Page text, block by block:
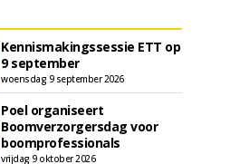
Kennismakingssessie ETT op
9 september
woensdag 9 september 2026
Poel organiseert
Boomverzorgersdag voor
boomprofessionals
vrijdag 9 oktober 2026